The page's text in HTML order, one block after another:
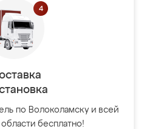
по Волоколамску и всей
бесплатно!